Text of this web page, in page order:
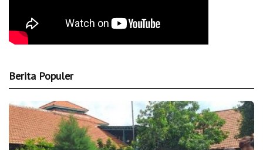
Berita Populer